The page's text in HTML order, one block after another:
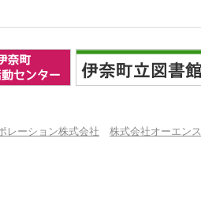
レーション株式会社 株式会社オーエンス